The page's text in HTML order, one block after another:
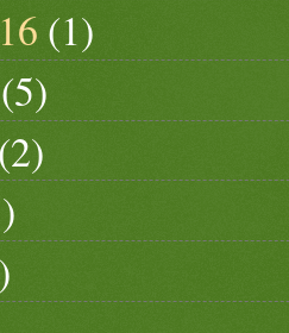
(1)
(5)
(2)